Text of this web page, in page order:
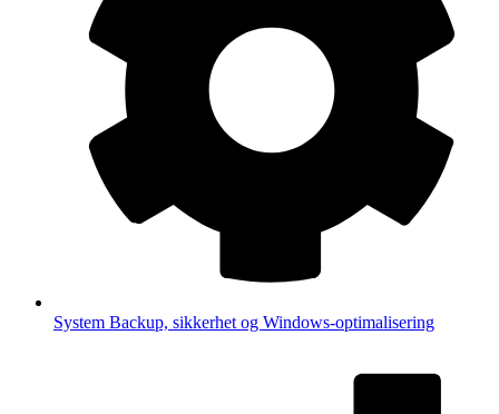
System Backup, sikkerhet og Windows-optimalisering